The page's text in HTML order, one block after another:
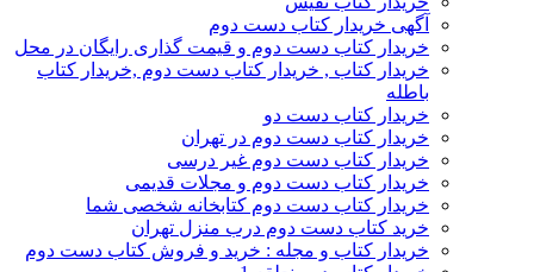
آگهی خریدار کتاب دست دوم
خریدار کتاب دست دوم و قیمت گذاری رایگان در محل
خریدار کتاب , خریدار کتاب دست دوم ,خریدار کتاب
باطله
خریدار کتاب دست دو
خریدار کتاب دست دوم در تهران
خریدار کتاب دست دوم غیر درسی
خریدار کتاب دست دوم و مجلات قدیمی
خریدار کتاب دست دوم کتابخانه شخصی شما
خرید کتاب دست دوم درب منزل تهران
خریدار کتاب و مجله : خرید و فروش کتاب دست دوم